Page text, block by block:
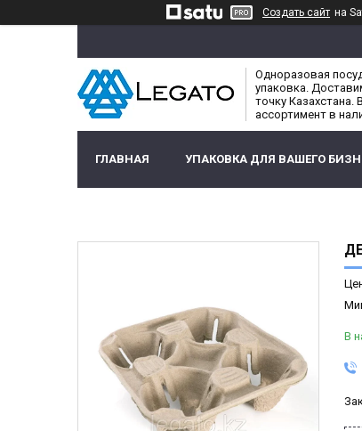
Создать сайт на
Одноразовая
упаковка.
точку Казахстана.
ассортимент в
ГЛАВНАЯ УПАКОВКА ДЛЯ ВАШЕГО
В